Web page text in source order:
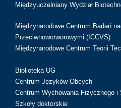
Międzyuczelniany Wydział
Międzynarodowe Centrum Badań
Przeciwnowotworowymi (ICCVS)
Międzynarodowe Centrum Teorii
Biblioteka UG
Centrum Języków Obcych
Centrum Wychowania Fizycznego i
Szkoły doktorskie